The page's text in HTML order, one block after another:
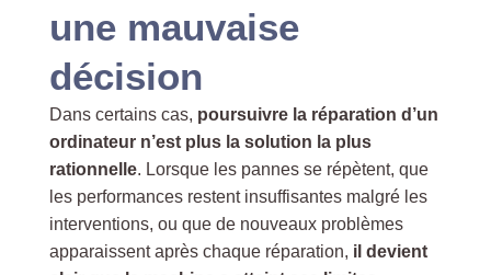
une mauvaise
décision
Dans certains cas, poursuivre la réparation d’un
ordinateur n’est plus la solution la plus
rationnelle. Lorsque les pannes se répètent, que
les performances restent insuffisantes malgré les
interventions, ou que de nouveaux problèmes
apparaissent après chaque réparation, il devient